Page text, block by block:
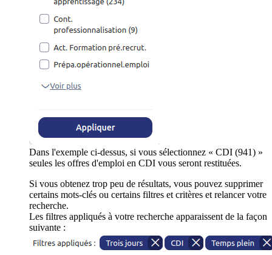
Dans l'exemple ci-dessus, si vous sélectionnez « CDI (941) »
seules les offres d'emploi en CDI vous seront restituées.
Si vous obtenez trop peu de résultats, vous pouvez supprimer
certains mots-clés ou certains filtres et critères et relancer votre
recherche.
Les filtres appliqués à votre recherche apparaissent de la façon
suivante :